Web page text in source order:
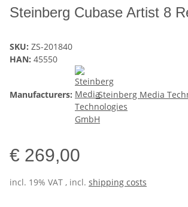
Steinberg Cubase Artist 8
SKU: ZS-201840
HAN: 45550
Manufacturers: Steinberg Media
€ 269,00
incl. 19% VAT , incl. shipping costs